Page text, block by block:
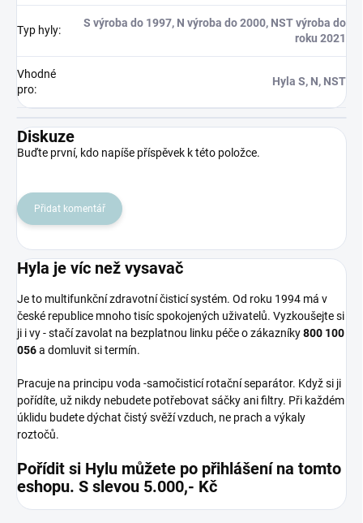
Typ hyly:
S výroba do 1997, N výroba do 2000, NST výroba do
roku 2021
Vhodné
pro:
Hyla S, N, NST
Diskuze
Buďte první, kdo napíše příspěvek k této položce.
Přidat komentář
Hyla je víc než vysavač
Je to multifunkční zdravotní čisticí systém. Od roku 1994 má v
české republice mnoho tisíc spokojených uživatelů. Vyzkoušejte si
ji i vy - stačí zavolat na bezplatnou linku péče o zákazníky800 100
056a domluvit si termín.
Pracuje na principu voda -samočisticí rotační separátor. Když si ji
pořídíte, už nikdy nebudete potřebovat sáčky ani filtry. Při každém
úklidu budete dýchat čistý svěží vzduch, ne prach a výkaly
roztočů.
Pořídit si Hylu můžete po přihlášení na tomto
eshopu. S slevou 5.000,- Kč